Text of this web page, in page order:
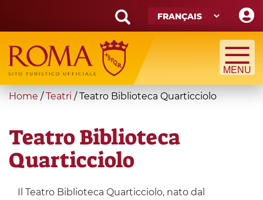
main
content
Search
form
Recherche
You
here
Home / Teatri /Teatro Biblioteca Quarticciolo
Teatro Biblioteca
Quarticciolo
Il Teatro Biblioteca Quarticciolo, nato dal